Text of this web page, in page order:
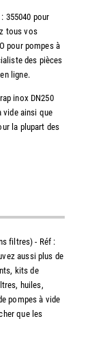
355040 pour
tous vos
pour pompes à
des pièces
ligne.
inox DN250
vide ainsi que
la plupart des
filtres) - Réf :
aussi plus de
kits de
huiles,
pompes à vide
que les